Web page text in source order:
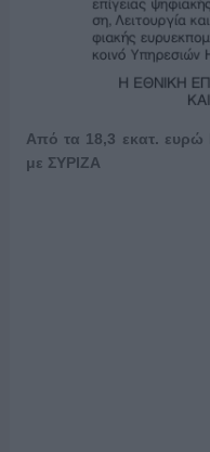
Από τα 18,3 εκατ.
με ΣΥΡΙΖΑ